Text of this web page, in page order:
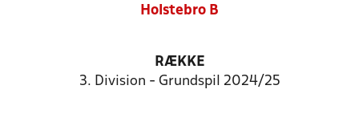
Holstebro B
RÆKKE
3. Division - Grundspil 2024/25